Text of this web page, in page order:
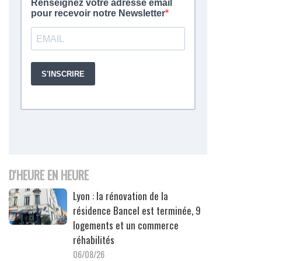
D'HEURE EN HEURE
Lyon : la rénovation de la
résidence Bancel est terminée, 9
logements et un commerce
réhabilités
06/08/26